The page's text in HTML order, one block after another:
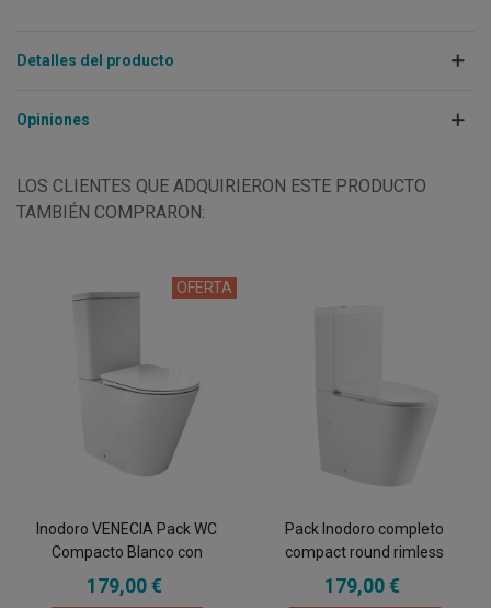
Detalles del producto
Opiniones
LOS CLIENTES QUE ADQUIRIERON ESTE PRODUCTO
TAMBIÉN COMPRARON:
OFERTA
Inodoro VENECIA Pack WC
Compacto Blanco con
Sistema Rimless, Diseño
Moderno Tapa con caida
179,00 €
Pack Inodoro completo
compact round rimless
blanco con tapa amortiguada
UF
179,00 €